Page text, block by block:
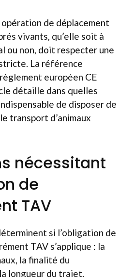
opération de déplacement
vivants, qu’elle soit à
ou non, doit respecter une
La référence
européen CE
détaille dans quelles
de disposer de
transport d’animaux
nécessitant
de
TAV
si l’obligation de
TAV s’applique : la
la finalité du
longueur du trajet.